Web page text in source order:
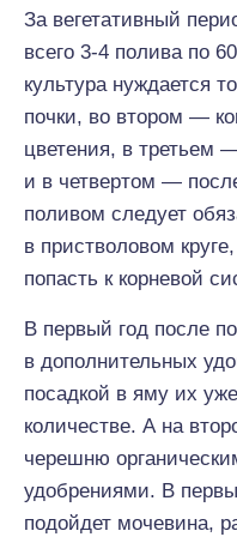
За вегетативный
всего 3-4 полива по
культура нуждается
почки, во втором —
цветения, в третьем
и в четвертом —
поливом следует
в пристволовом
попасть к корневой
В первый год после
в дополнительных
посадкой в яму их
количестве. А на
черешню
удобрениями. В
подойдет мочевина,